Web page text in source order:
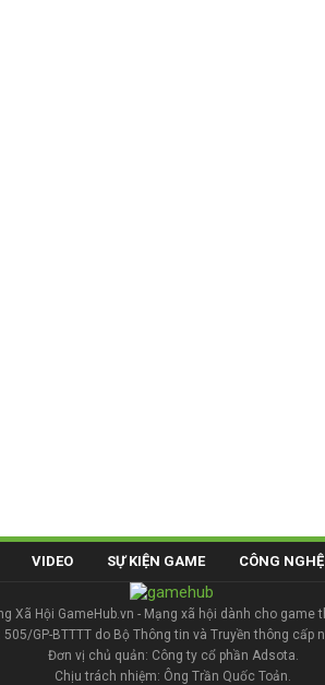
VIDEO SỰ KIỆN GAME CÔNG NGHỆ
Xã Hội GameHub.vn - Mạng xã hội dành cho game
505/GP-BTTTT do Bộ Thông tin và Truyền thông cấp
Đơn vị chủ quản: Công ty cổ phần Adsota.
Chịu trách nhiệm: Ông Trần Quốc Toản.